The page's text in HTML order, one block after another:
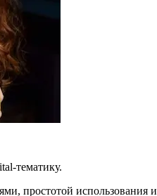
тематику.
простотой использования и